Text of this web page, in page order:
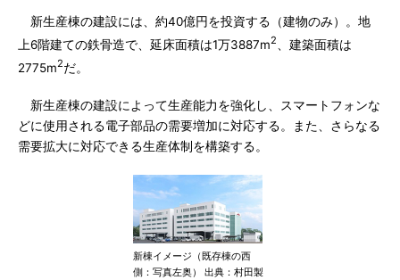
新生産棟の建設には、約40億円を投資する（建物のみ）。地
上6階建ての鉄骨造で、延床面積は1万3887m2
、建築面積は
2775m2だ。
新生産棟の建設によって生産能力を強化し、スマートフォンな
どに使用される電子部品の需要増加に対応する。また、さらなる
需要拡大に対応できる生産体制を構築する。
新棟イメージ（既存棟の西
側：写真左奥） 出典：村田製